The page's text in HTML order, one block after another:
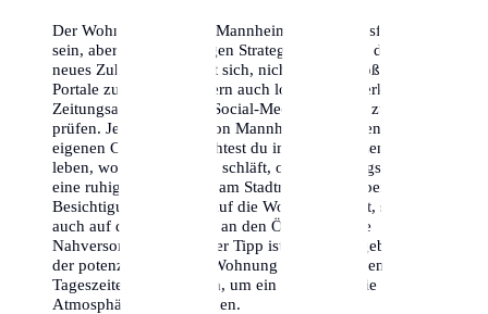
Der Wohnungsmarkt in Mannheim kann herausfordernd
sein, aber mit der richtigen Strategie findest du dein
neues Zuhause. Es lohnt sich, nicht nur die großen
Portale zu nutzen, sondern auch lokale Netzwerke,
Zeitungsannoncen und Social-Media-Gruppen zu
prüfen. Jeder Stadtteil von Mannheim hat seinen
eigenen Charakter. Möchtest du im quirligen Zentrum
leben, wo das Leben nie schläft, oder bevorzugst du
eine ruhige, grüne Oase am Stadtrand? Achte bei der
Besichtigung nicht nur auf die Wohnung selbst, sondern
auch auf die Anbindung an den ÖPNV und die
Nahversorgung. Ein guter Tipp ist es, die Umgebung
der potenziellen neuen Wohnung zu verschiedenen
Tageszeiten zu besuchen, um ein Gefühl für die
Atmosphäre zu bekommen.